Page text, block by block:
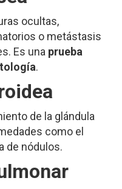
ocultas,
o metástasis
Es una prueba
.
de la glándula
como el
de nódulos.